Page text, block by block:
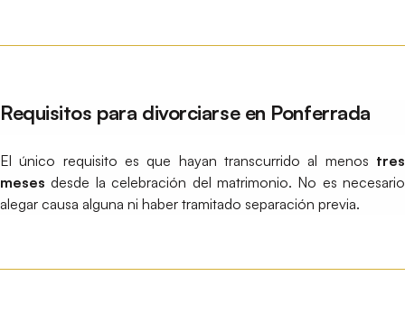
Requisitos para divorciarse en Ponferrada
El único requisito es que hayan transcurrido al menos tres
meses desde la celebración del matrimonio. No es necesario
alegar causa alguna ni haber tramitado separación previa.